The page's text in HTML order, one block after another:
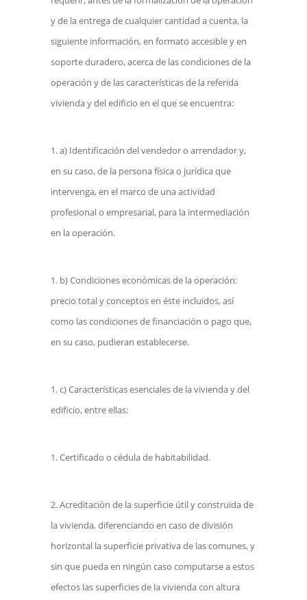
y de la entrega de cualquier cantidad a cuenta, la
siguiente información, en formato accesible y en
soporte duradero, acerca de las condiciones de la
operación y de las características de la referida
vivienda y del edificio en el que se encuentra:
a) Identificación del vendedor o arrendador y,
en su caso, de la persona física o jurídica que
intervenga, en el marco de una actividad
profesional o empresarial, para la intermediación
en la operación.
b) Condiciones económicas de la operación:
precio total y conceptos en éste incluidos, así
como las condiciones de financiación o pago que,
en su caso, pudieran establecerse.
c) Características esenciales de la vivienda y del
edificio, entre ellas:
Certificado o cédula de habitabilidad.
Acreditación de la superficie útil y construida de
la vivienda, diferenciando en caso de división
horizontal la superficie privativa de las comunes, y
sin que pueda en ningún caso computarse a estos
efectos las superficies de la vivienda con altura